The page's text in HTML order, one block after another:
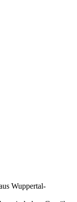
Wuppertal-